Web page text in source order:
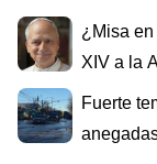
¿Misa
XIV a la
Fuerte